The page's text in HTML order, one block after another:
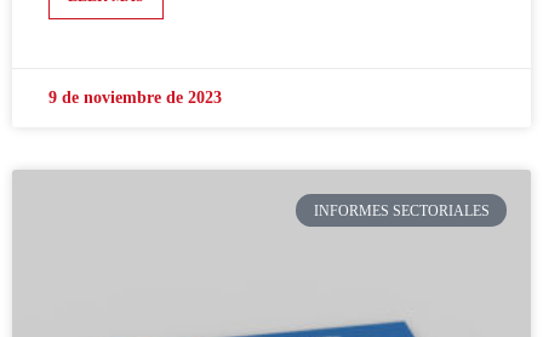
9 de noviembre de 2023
INFORMES SECTORIALES